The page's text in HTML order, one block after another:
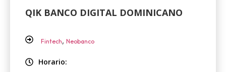
QIK BANCO DIGITAL DOMINICANO
Fintech, Neobanco
Horario: